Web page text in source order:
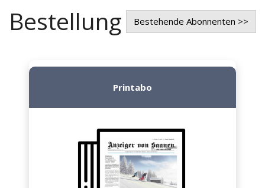
Bestellung Bestehende Abonnenten >>
Printabo